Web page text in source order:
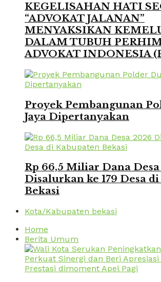
KEGELISAHAN HATI
“ADVOKAT JALANAN”
MENYAKSIKAN
DALAM TUBUH
ADVOKAT INDONESIA
Proyek Pembangunan
Jaya Dipertanyakan
Rp 66,5 Miliar Dana
Disalurkan ke 179 Desa
Bekasi
Kota/Kabupaten bekasi
Home
Berita Umum